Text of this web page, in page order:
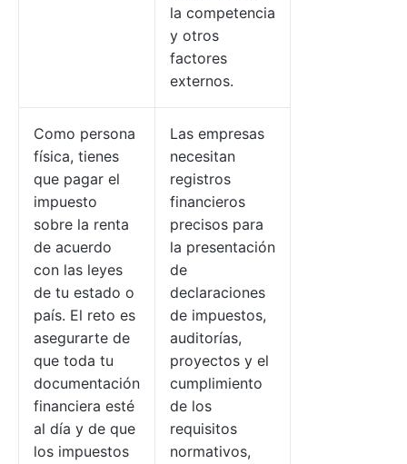
la competencia
y otros
factores
externos.
Como persona
física, tienes
que pagar el
impuesto
sobre la renta
de acuerdo
con las leyes
de tu estado o
país. El reto es
asegurarte de
que toda tu
documentación
financiera esté
al día y de que
los impuestos
Las empresas
necesitan
registros
financieros
precisos para
la presentación
de
declaraciones
de impuestos,
auditorías,
proyectos y el
cumplimiento
de los
requisitos
normativos,